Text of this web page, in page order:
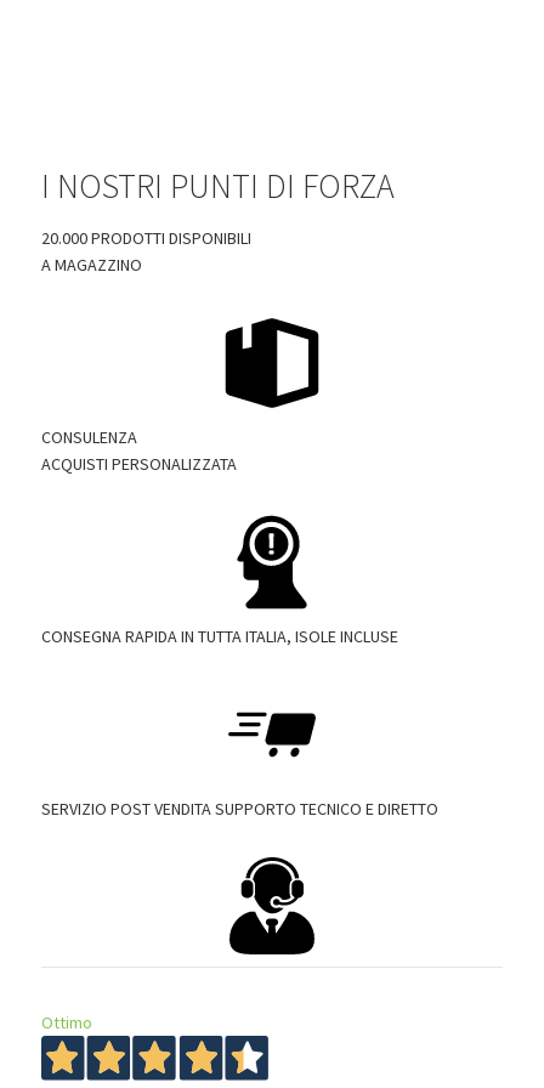
I NOSTRI PUNTI DI FORZA
20.000 PRODOTTI DISPONIBILI
A MAGAZZINO
CONSULENZA
ACQUISTI PERSONALIZZATA
CONSEGNA RAPIDA IN TUTTA ITALIA, ISOLE INCLUSE
SERVIZIO POST VENDITA SUPPORTO TECNICO E DIRETTO
Ottimo